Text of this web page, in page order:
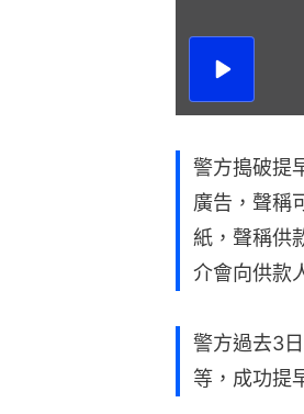
播
警方搗破提
廣告，聲稱
紙，聲稱供
介會向供款
警方過去3
等，成功提